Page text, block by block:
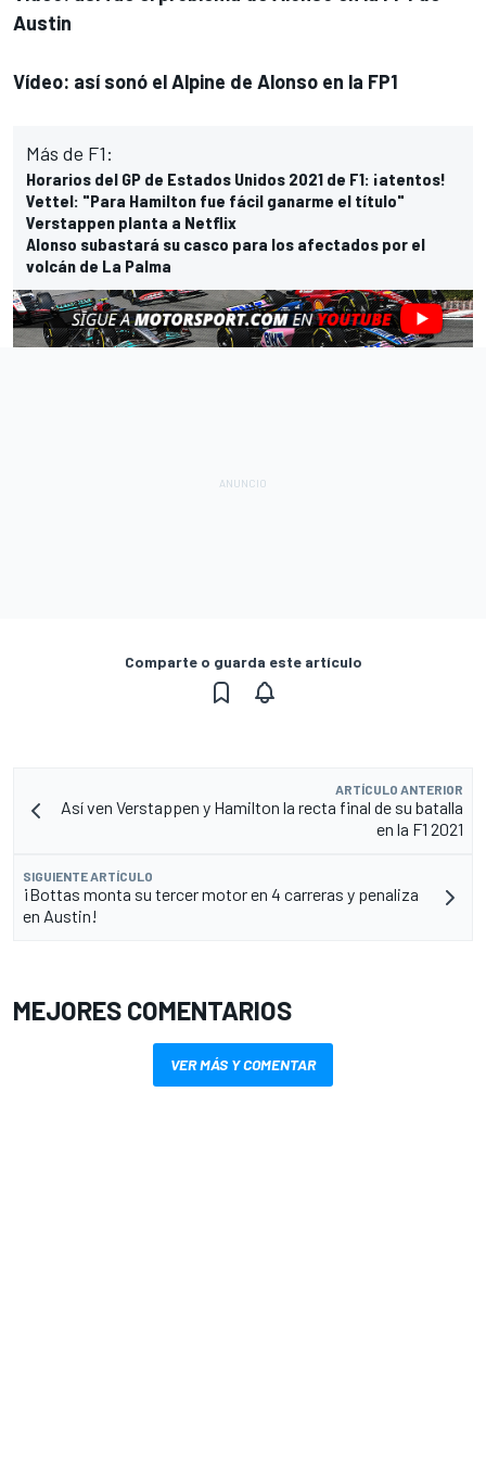
Austin
Vídeo: así sonó el Alpine de Alonso en la FP1
Más de F1:
Horarios del GP de Estados Unidos 2021 de F1: ¡atentos!
Vettel: "Para Hamilton fue fácil ganarme el título"
Verstappen planta a Netflix
Alonso subastará su casco para los afectados por el
volcán de La Palma
Comparte o guarda este artículo
ARTÍCULO ANTERIOR
Así ven Verstappen y Hamilton la recta final de su batalla
en la F1 2021
SIGUIENTE ARTÍCULO
¡Bottas monta su tercer motor en 4 carreras y penaliza
en Austin!
MEJORES COMENTARIOS
VER MÁS Y COMENTAR